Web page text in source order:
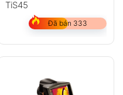
TiS45
Đã bán 333